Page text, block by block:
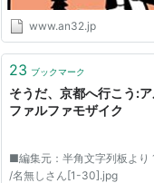
www.an32.jp
23 ブックマーク
そうだ、京都へ行こう:
ファルファモザイク
■編集元：半角文字列板より
/名無しさん[1-30].jpg